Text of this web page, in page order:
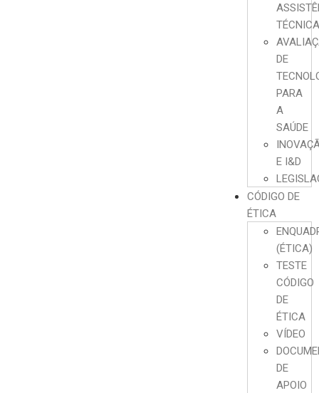
DE
PARA
A
SAÚDE
E I&D
CÓDIGO DE
ÉTICA
(ÉTICA)
TESTE
CÓDIGO
DE
ÉTICA
VÍDEO
DE
APOIO